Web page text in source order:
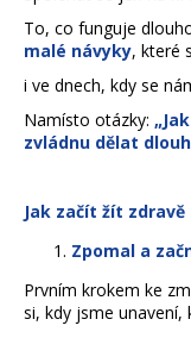
To, co funguje
malé návyky, které
i ve dnech, kdy se
Namísto otázky:
zvládnu dělat
Jak začít žít zdravě
Zpomal a
Prvním krokem ke
si, kdy jsme
p
u
č